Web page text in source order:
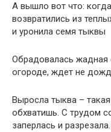
А вышло вот что:
возвратились из
и уронила семя тыквы
Обрадовалась жадная
огороде, ждет не
Выросла тыква –
обхватишь. С трудом
заперлась и